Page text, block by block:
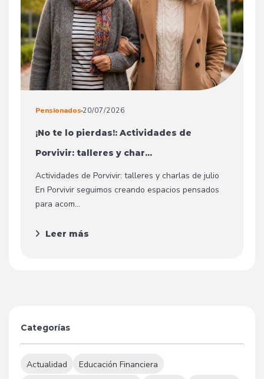
Pensionados 20/07/2026
¡No te lo pierdas!: Actividades de
Porvivir: talleres y char...
Actividades de Porvivir: talleres y charlas de julio
En Porvivir seguimos creando espacios pensados
para acom...
Leer más
Categorías
Actualidad
Educación Financiera